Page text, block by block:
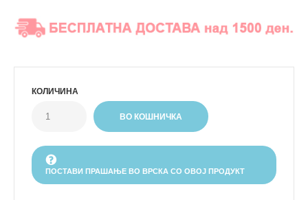
КОЛИЧИНА
ПОСТАВИ ПРАШАЊЕ ВО ВРСКА СО ОВОЈ ПРОДУКТ